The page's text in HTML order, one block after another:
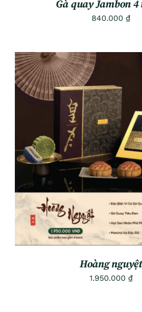
Gà quay Jambon
840.000 ₫
ADD TO CART
/
DETAILS
Hoàng nguyệt
1.950.000 ₫